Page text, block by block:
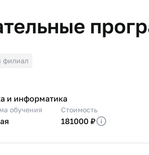
филиал
и информатика
обучения Стоимость
181000 ₽